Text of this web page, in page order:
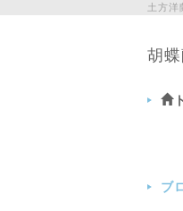
土方洋
胡
ブ